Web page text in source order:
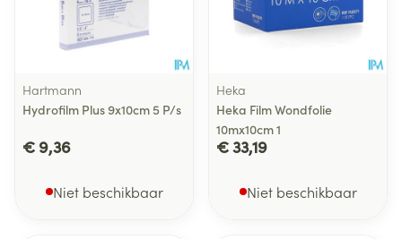
Hartmann
Hydrofilm Plus 9x10cm 5 P/s
€ 9,36
Niet beschikbaar
Heka
Heka Film Wondfolie
10mx10cm 1
€ 33,19
Niet beschikbaar